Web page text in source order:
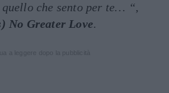
che sento per te… “,
No Greater Love.